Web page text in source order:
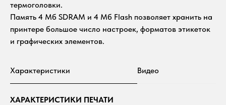
термоголовки.
Память 4 Мб SDRAM и 4 Мб Flash позволяет хранить на
принтере большое число настроек, форматов этикеток
и графических элементов.
Характеристики Видео
ХАРАКТЕРИСТИКИ ПЕЧАТИ